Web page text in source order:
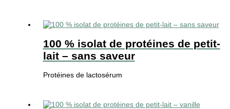
100 % isolat de protéines de petit-
lait – sans saveur
Protéines de lactosérum